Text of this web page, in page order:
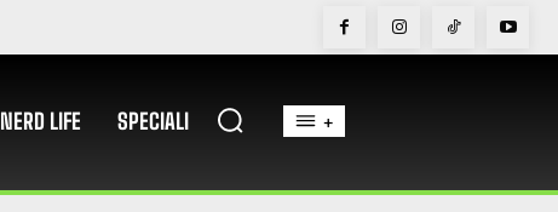
NERD LIFE SPECIALI +